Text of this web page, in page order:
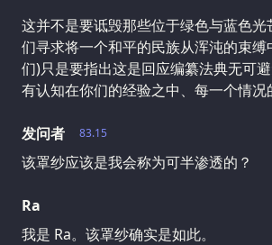
这并不是要诋毁那些位于绿色与蓝色
们寻求将一个和平的民族从浑沌的束
们)只是要指出这是回应编纂法典无可
有认知在你们的经验之中、每一个情况
83.15
发问者
该罩纱应该是我会称为可半渗透的？
Ra
我是 Ra。该罩纱确实是如此。